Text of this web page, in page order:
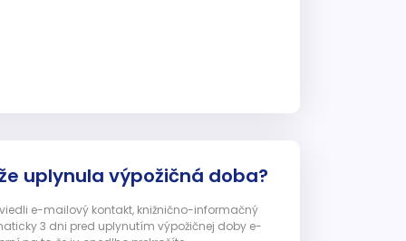
uplynula výpožičná doba?
e-mailový kontakt, knižnično-informačný
3 dni pred uplynutím výpožičnej doby e-